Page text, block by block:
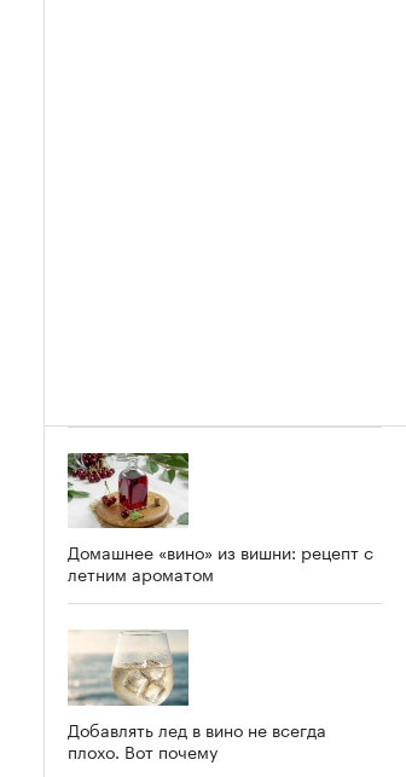
Домашнее «вино» из вишни: рецепт с
летним ароматом
Добавлять лед в вино не всегда
плохо. Вот почему